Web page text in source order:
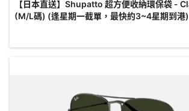
【日本直送】Shupatto 超方便收納環保袋 -
(M/L碼) (逢星期一截單，最快約3~4星期到港)